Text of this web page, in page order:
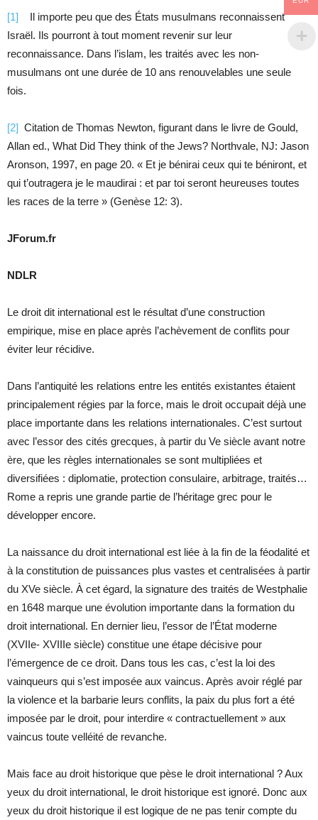
[1] Il importe peu que des États musulmans reconnaissent
Israël. Ils pourront à tout moment revenir sur leur
reconnaissance. Dans l’islam, les traités avec les non-
musulmans ont une durée de 10 ans renouvelables une seule
fois.
[2] Citation de Thomas Newton, figurant dans le livre de Gould,
Allan ed., What Did They think of the Jews? Northvale, NJ: Jason
Aronson, 1997, en page 20. « Et je bénirai ceux qui te béniront, et
qui t’outragera je le maudirai : et par toi seront heureuses toutes
les races de la terre » (Genèse 12: 3).
JForum.fr
NDLR
Le droit dit international est le résultat d’une construction
empirique, mise en place après l’achèvement de conflits pour
éviter leur récidive.
Dans l’antiquité les relations entre les entités existantes étaient
principalement régies par la force, mais le droit occupait déjà une
place importante dans les relations internationales. C’est surtout
avec l’essor des cités grecques, à partir du Ve siècle avant notre
ère, que les règles internationales se sont multipliées et
diversifiées : diplomatie, protection consulaire, arbitrage, traités…
Rome a repris une grande partie de l’héritage grec pour le
développer encore.
La naissance du droit international est liée à la fin de la féodalité et
à la constitution de puissances plus vastes et centralisées à partir
du XVe siècle. À cet égard, la signature des traités de Westphalie
en 1648 marque une évolution importante dans la formation du
droit international. En dernier lieu, l’essor de l’État moderne
(XVIIe- XVIIIe siècle) constitue une étape décisive pour
l’émergence de ce droit. Dans tous les cas, c’est la loi des
vainqueurs qui s’est imposée aux vaincus. Après avoir réglé par
la violence et la barbarie leurs conflits, la paix du plus fort a été
imposée par le droit, pour interdire « contractuellement » aux
vaincus toute velléité de revanche.
Mais face au droit historique que pèse le droit international ? Aux
yeux du droit international, le droit historique est ignoré. Donc aux
yeux du droit historique il est logique de ne pas tenir compte du